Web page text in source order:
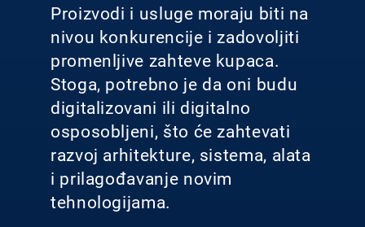
Proizvodi i usluge moraju biti na
nivou konkurencije i zadovoljiti
promenljive zahteve kupaca.
Stoga, potrebno je da oni budu
digitalizovani ili digitalno
osposobljeni, što će zahtevati
razvoj arhitekture, sistema, alata
i prilagođavanje novim
tehnologijama.